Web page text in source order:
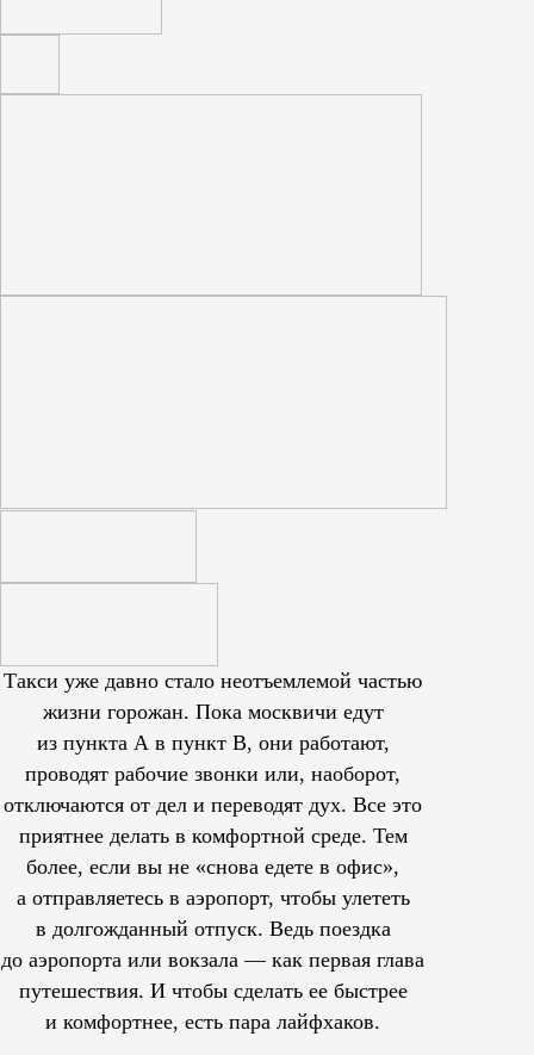
Такси уже давно стало неотъемлемой частью
жизни горожан. Пока москвичи едут
из пункта А в пункт В, они работают,
проводят рабочие звонки или, наоборот,
отключаются от дел и переводят дух. Все это
приятнее делать в комфортной среде. Тем
более, если вы не «снова едете в офис»,
а отправляетесь в аэропорт, чтобы улететь
в долгожданный отпуск. Ведь поездка
до аэропорта или вокзала — как первая глава
путешествия. И чтобы сделать ее быстрее
и комфортнее, есть пара лайфхаков.